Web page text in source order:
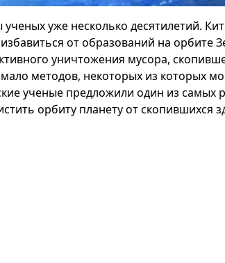
уже несколько десятилетий.
от образований на орбите
уничтожения мусора,
методов, некоторых из которых
ученые предложили один из самых
орбиту планету от скопившихся